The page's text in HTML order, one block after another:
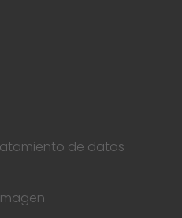
de datos